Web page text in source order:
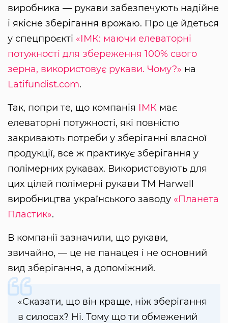
виробника — рукави забезпечують надійне
і якісне зберігання врожаю. Про це йдеться
у спецпроєкті «ІМК: маючи елеваторні
потужності для збереження 100% свого
зерна, використовує рукави. Чому?» на
Latifundist.com.
Так, попри те, що компанія ІМК має
елеваторні потужності, які повністю
закривають потреби у зберіганні власної
продукції, все ж практикує зберігання у
полімерних рукавах. Використовують для
цих цілей полімерні рукави ТМ Harwell
виробництва українського заводу «Планета
Пластик».
В компанії зазначили, що рукави,
звичайно, — це не панацея і не основний
вид зберігання, а допоміжний.
«Сказати, що він краще, ніж зберігання
в силосах? Ні. Тому що ти обмежений